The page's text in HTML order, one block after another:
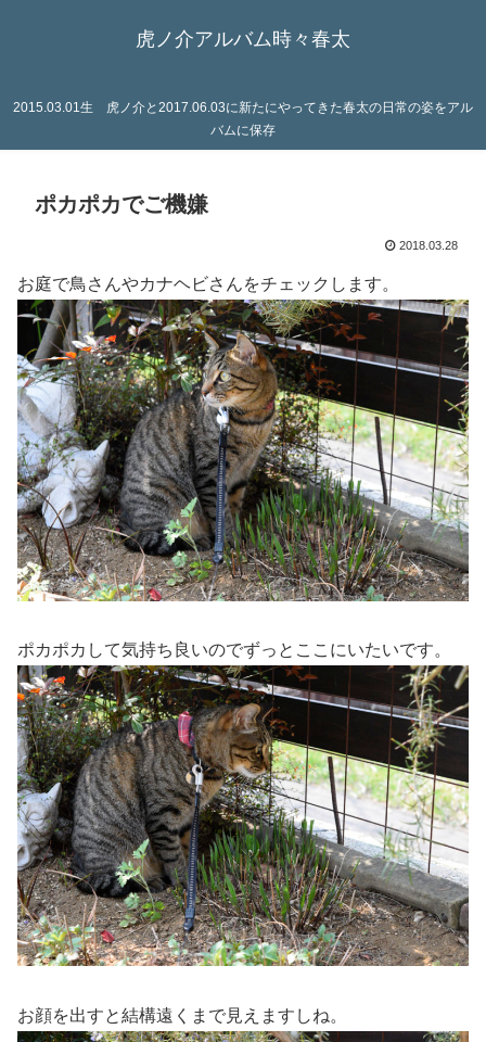
虎ノ介アルバム時々春太
2015.03.01生 虎ノ介と2017.06.03に新たにやってきた春太の日常の姿をアル
バムに保存
ポカポカでご機嫌
2018.03.28
お庭で鳥さんやカナヘビさんをチェックします。
ポカポカして気持ち良いのでずっとここにいたいです。
お顔を出すと結構遠くまで見えますしね。